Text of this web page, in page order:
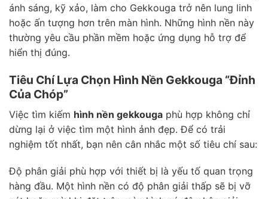
ánh sáng, kỹ xảo, làm cho Gekkouga trở nên lung linh
hoặc ấn tượng hơn trên màn hình. Những hình nền này
thường yêu cầu phần mềm hoặc ứng dụng hỗ trợ để
hiển thị đúng.
Tiêu Chí Lựa Chọn Hình Nền Gekkouga “Đỉnh
Của Chóp”
Việc tìm kiếm hình nền gekkouga phù hợp không chỉ
dừng lại ở việc tìm một hình ảnh đẹp. Để có trải
nghiệm tốt nhất, bạn nên cân nhắc một số tiêu chí sau:
Độ phân giải phù hợp với thiết bị là yếu tố quan trọng
hàng đầu. Một hình nền có độ phân giải thấp sẽ bị vỡ